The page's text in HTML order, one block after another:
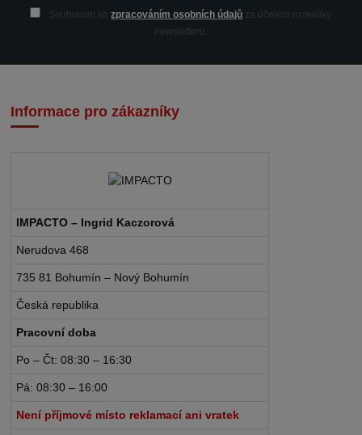
Souhlasím sezpracováním osobních údajů za účelem rozesílky
newsletteru.
Informace pro zákazníky
IMPACTO – Ingrid Kaczorová
Nerudova 468
735 81 Bohumín – Nový Bohumín
Česká republika
Pracovní doba
Po – Čt: 08:30 – 16:30
Pá: 08:30 – 16:00
Není příjmové místo reklamací ani vratek